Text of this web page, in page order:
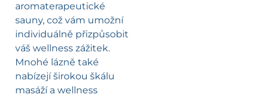
aromaterapeutické
sauny, což vám umožní
individuálně přizpůsobit
váš wellness zážitek.
Mnohé lázně také
nabízejí širokou škálu
masáží a wellness